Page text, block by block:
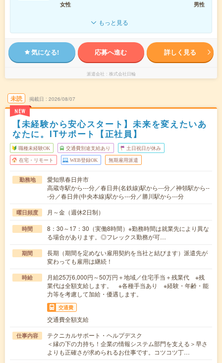
女性
男性
もっと見る
気になる! 応募へ進む 詳しく見る
派遣会社 株式会社日輪
未読
NEW
掲載日 2026/08/07
【未経験から安心スタート】未来を変えたいあ
なたに。ITサポート【正社員】
職種未経験OK 交通費別途支給あり 土日祝日が休み
在宅・リモート WEB登録OK 無期雇用派遣
勤務地
愛知県春日井市
高蔵寺駅から---分／春日井(名鉄線)駅から---分／神領駅から--
-分／春日井(中央本線)駅から---分／勝川駅から---分
曜日頻度 月～金（週休2日制）
時間
8：30～17：30（実働8時間）※勤務時間は就業先により異な
る場合があります。◎フレックス勤務が可…
期間
長期（期間を定めない雇用契約を当社と結びます）派遣先が
変わっても雇用は継続！
時給
月給25万6,000円～50万円＋地域／住宅手当＋残業代 ※残
業代は全額支給します。 ※各種手当あり ※経験・年齢・能
力等を考慮して加給・優遇します。
交通費
交通費全額支給
仕事内容
テクニカルサポート・ヘルプデスク
＜縁の下の力持ち！企業の情報システム部門を支える＞早さ
よりも正確さが求められるお仕事です。コツコツ丁…